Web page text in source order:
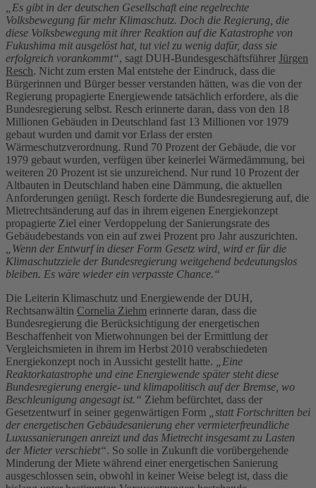
„Es gibt in der deutschen Gesellschaft eine regelrechte
Volksbewegung für mehr Klimaschutz. Doch die Regierung, die
diese Volksbewegung mit ihrer Reaktion auf die Katastrophe von
Fukushima mit ausgelöst hat, tut viel zu wenig dafür, dass sie
erfolgreich vorankommt“, sagt DUH-Bundesgeschäftsführer Jürgen
Resch. Nicht zum ersten Mal entstehe der Eindruck, dass die
Bürgerinnen und Bürger besser verstanden hätten, was die von der
Regierung propagierte Energiewende tatsächlich erfordere, als die
Bundesregierung selbst. Resch erinnerte daran, dass von den 18
Millionen Gebäuden in Deutschland fast 13 Millionen vor 1979
gebaut wurden und damit vor Erlass der ersten
Wärmeschutzverordnung. Rund 70 Prozent der Gebäude, die vor
1979 gebaut wurden, verfügen über keinerlei Wärmedämmung, bei
weiteren 20 Prozent ist sie unzureichend. Nur rund 10 Prozent der
Altbauten in Deutschland haben eine Dämmung, die aktuellen
Anforderungen genügt. Resch forderte die Bundesregierung auf, die
Mietrechtsänderung auf das in ihrem eigenen Energiekonzept
propagierte Ziel einer Verdoppelung der Sanierungsrate des
Gebäudebestands von ein auf zwei Prozent pro Jahr auszurichten.
„Wenn der Entwurf in dieser Form Gesetz wird, wird er für die
Klimaschutzziele der Bundesregierung weitgehend bedeutungslos
bleiben. Es wäre wieder ein verpasste Chance.“
Die Leiterin Klimaschutz und Energiewende der DUH,
Rechtsanwältin Cornelia Ziehm erinnerte daran, dass die
Bundesregierung die Berücksichtigung der energetischen
Beschaffenheit von Mietwohnungen bei der Ermittlung der
Vergleichsmieten in ihrem im Herbst 2010 verabschiedeten
Energiekonzept noch in Aussicht gestellt hatte. „Eine
Reaktorkatastrophe und eine Energiewende später steht diese
Bundesregierung energie- und klimapolitisch auf der Bremse, wo
Beschleunigung angesagt ist.“ Ziehm befürchtet, dass der
Gesetzentwurf in seiner gegenwärtigen Form
„statt Fortschritten bei
der energetischen Gebäudesanierung eher vermieterfreundliche
Luxussanierungen anreizt und das Mietrecht insgesamt zu Lasten
der Mieter verschiebt“. So solle in Zukunft die vorübergehende
Minderung der Miete während einer energetischen Sanierung
ausgeschlossen sein, obwohl in keiner Weise belegt ist, dass die